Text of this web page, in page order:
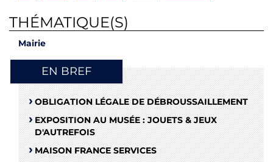
THÉMATIQUE(S)
Mairie
EN BREF
OBLIGATION LÉGALE DE DÉBROUSSAILLEMENT
EXPOSITION AU MUSÉE : JOUETS & JEUX
D'AUTREFOIS
MAISON FRANCE SERVICES